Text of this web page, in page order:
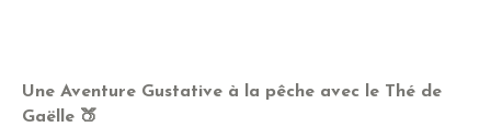
Une Aventure Gustative à la pêche avec le Thé de
Gaëlle 🍑